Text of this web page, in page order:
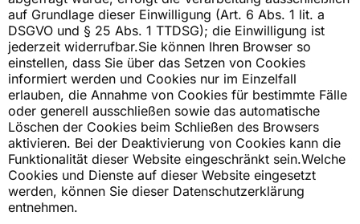
auf Grundlage dieser Einwilligung (Art. 6 Abs. 1 lit. a
DSGVO und § 25 Abs. 1 TTDSG); die Einwilligung ist
jederzeit widerrufbar.Sie können Ihren Browser so
einstellen, dass Sie über das Setzen von Cookies
informiert werden und Cookies nur im Einzelfall
erlauben, die Annahme von Cookies für bestimmte Fälle
oder generell ausschließen sowie das automatische
Löschen der Cookies beim Schließen des Browsers
aktivieren. Bei der Deaktivierung von Cookies kann die
Funktionalität dieser Website eingeschränkt sein.Welche
Cookies und Dienste auf dieser Website eingesetzt
werden, können Sie dieser Datenschutzerklärung
entnehmen.